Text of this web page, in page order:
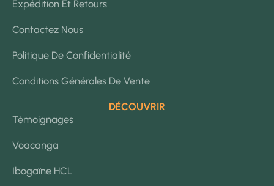
Expédition Et Retours
Contactez Nous
Politique De Confidentialité
Conditions Générales De Vente
DÉCOUVRIR
Témoignages
Voacanga
Ibogaïne HCL